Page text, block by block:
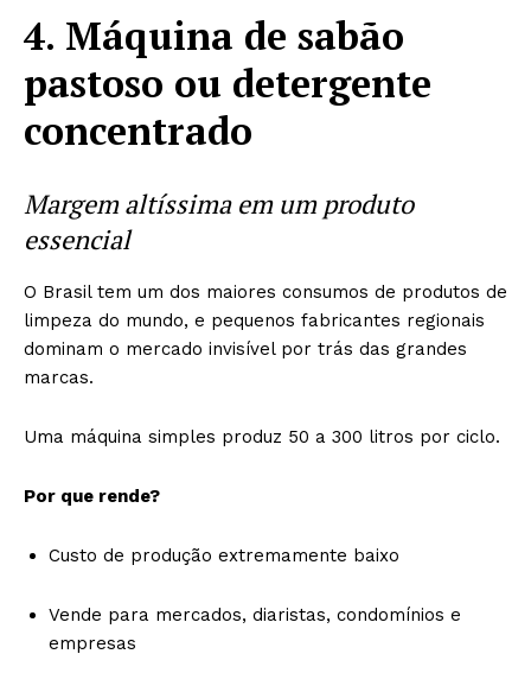
4. Máquina de sabão
pastoso ou detergente
concentrado
Margem altíssima em um produto
essencial
O Brasil tem um dos maiores consumos de produtos de
limpeza do mundo, e pequenos fabricantes regionais
dominam o mercado invisível por trás das grandes
marcas.
Uma máquina simples produz 50 a 300 litros por ciclo.
Por que rende?
Custo de produção extremamente baixo
Vende para mercados, diaristas, condomínios e
empresas